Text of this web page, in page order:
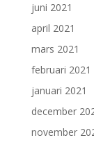
juni 2021
april 2021
mars 2021
februari 2021
januari 2021
december
november